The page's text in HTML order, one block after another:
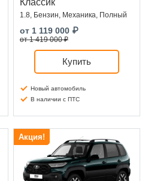
Классик
1.8, Бензин, Механика, Полный
от 1 119 000 ₽
от 1 419 000 ₽
Купить
Новый автомобиль
В наличии с ПТС
Акция!